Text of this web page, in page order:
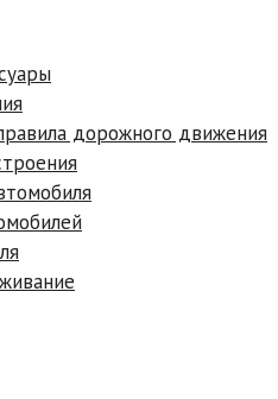
дорожного движения